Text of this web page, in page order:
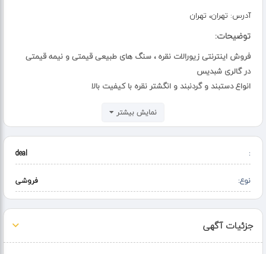
آدرس: تهران، تهران
توضیحات:
فروش اینترنتی زیورالات نقره ، سنگ های طبیعی قیمتی و نیمه قیمتی
در گالری شبدیس
انواع دستبند و گردنبند و انگشتر نقره با کیفیت بالا
دارای سایت رسمی با نماد اعتماد الکترونیکی
نمایش بیشتر
:
deal
نوع: فروشی
جزئیات آگهی